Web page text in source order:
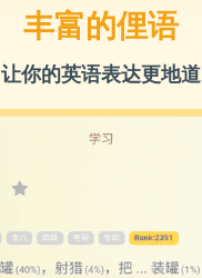
丰富的俚语
让你的英语表达更地道